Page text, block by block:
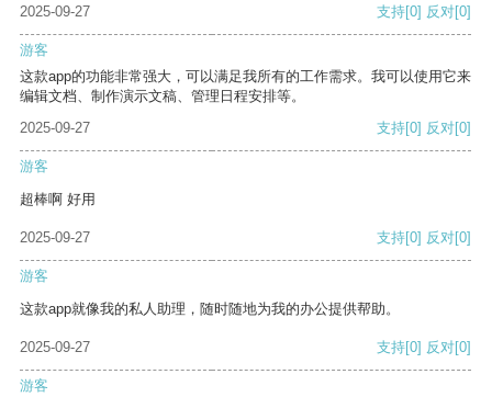
2025-09-27 支持[0] 反对[0]
游客
这款app的功能非常强大，可以满足我所有的工作需求。我可以使用它来
编辑文档、制作演示文稿、管理日程安排等。
2025-09-27
支持[0] 反对[0]
游客
超棒啊 好用
2025-09-27 支持[0] 反对[0]
游客
这款app就像我的私人助理，随时随地为我的办公提供帮助。
2025-09-27 支持[0] 反对[0]
游客